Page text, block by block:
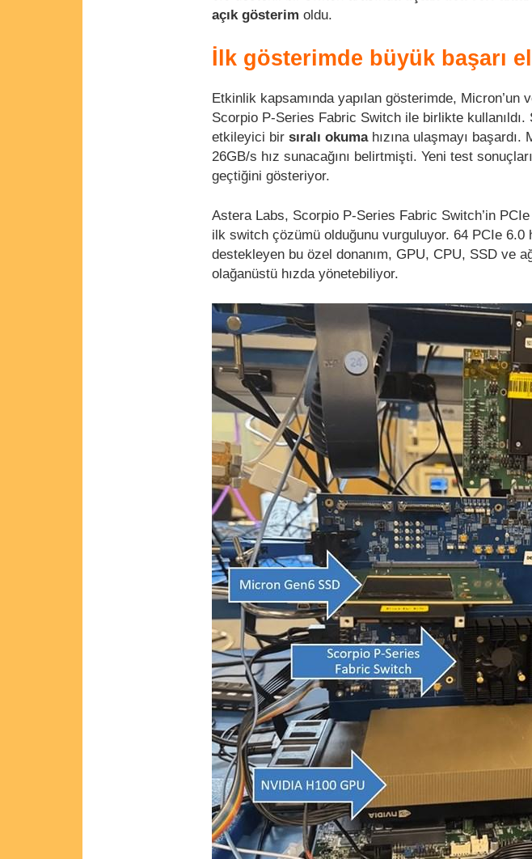
açık gösterim oldu.
İlk gösterimde büyük başarı
Etkinlik kapsamında yapılan gösterimde, Micron’un
Scorpio P-Series Fabric Switch ile birlikte
etkileyici bir sıralı okumahızına ulaşmayı başardı.
26GB/s hız sunacağını belirtmişti. Yeni test
geçtiğini gösteriyor.
Astera Labs, Scorpio P-Series Fabric Switch’in
ilk switch çözümü olduğunu vurguluyor. 64 PCIe 6.0
destekleyen bu özel donanım, GPU, CPU, SSD ve
olağanüstü hızda yönetebiliyor.